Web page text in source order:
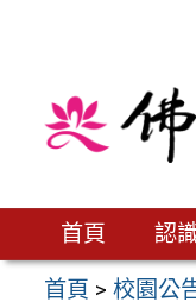
首頁 認
首頁 >校園公